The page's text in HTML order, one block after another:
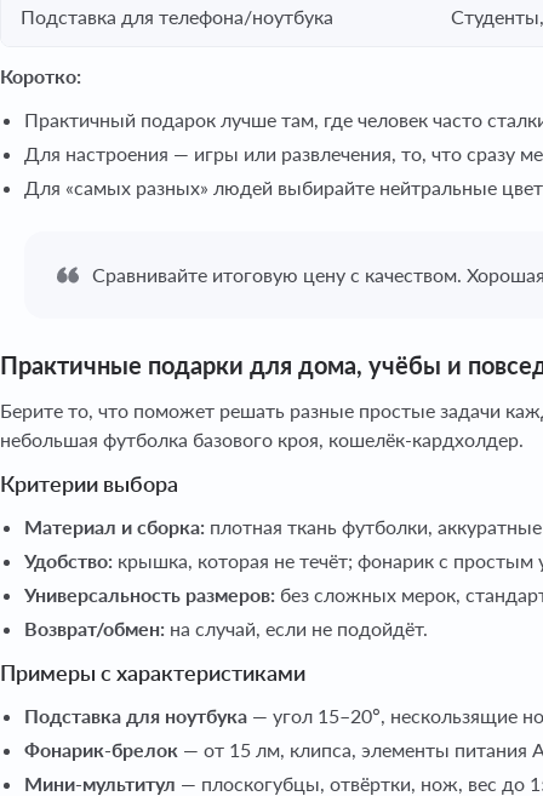
Подставка для телефона/ноутбука
Коротко:
Практичный подарок лучше там, где человек часто
Для настроения — игры или развлечения, то, что сразу
Для «самых разных» людей выбирайте нейтральные
Сравнивайте итоговую цену с качеством.
Практичные подарки для дома, учёбы и
Берите то, что поможет решать разные простые задачи
небольшая футболка базового кроя, кошелёк-кардхолдер.
Критерии выбора
Материал и сборка: плотная ткань футболки,
Удобство: крышка, которая не течёт; фонарик с простым
Универсальность размеров: без сложных мерок,
Возврат/обмен: на случай, если не подойдёт.
Примеры с характеристиками
Подставка для ноутбука — угол 15–20°, нескользящие
Фонарик-брелок — от 15 лм, клипса, элементы питания
Мини-мультитул — плоскогубцы, отвёртки, нож, вес до